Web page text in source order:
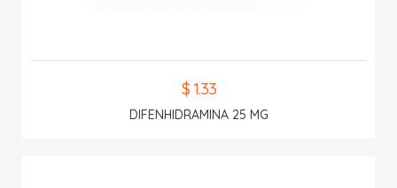
$ 1.33
DIFENHIDRAMINA 25 MG